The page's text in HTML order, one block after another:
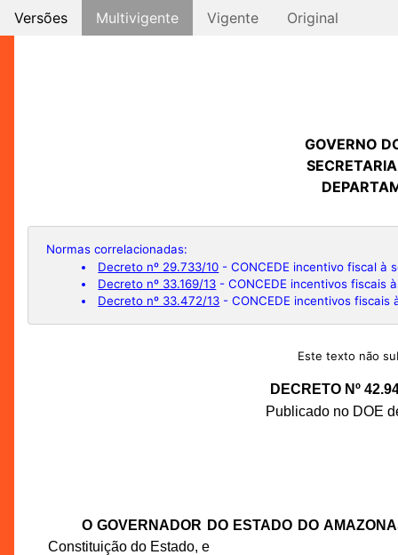
Versões Multivigente Vigente Original
GOVERNO
Normas correlacionadas:
Decreto nº 29.733/10 - CONCEDE incentivo fiscal à
Decreto nº 33.169/13 - CONCEDE incentivos fiscais
Decreto nº 33.472/13 - CONCEDE incentivos
Este texto não
DECRETO Nº
Publicado no DOE
O GOVERNADOR DO ESTADO DO
Constituição do Estado, e